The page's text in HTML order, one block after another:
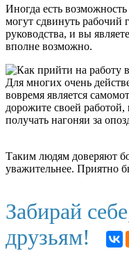
Иногда есть возможность
могут сдвинуть рабочий
руководства, и вы
вполне возможно.
Для многих очень
вовремя является
дорожите своей
получать нагоняи за
Таким людям доверяют
уважительнее. Приятно
Забирай
друзьям!